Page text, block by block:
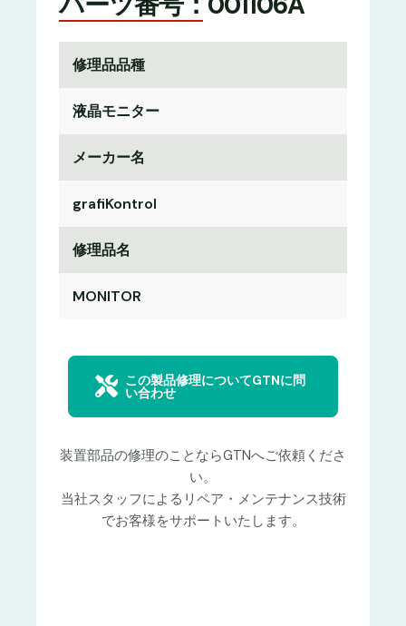
修理品品種
液晶モニター
メーカー名
grafiKontrol
修理品名
MONITOR
この製品修理についてGTNに問
い合わせ
装置部品の修理のことならGTNへご依頼くださ
い。
当社スタッフによるリペア・メンテナンス技術
でお客様をサポートいたします。